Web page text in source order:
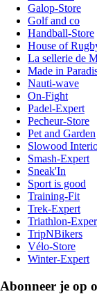
Galop-Store
Golf and co
Handball-Store
House of
La sellerie de
Made in
Nauti-wave
On-Fight
Padel-Expert
Pecheur-Store
Pet and Garden
Slowood
Smash-Expert
Sneak'In
Sport is good
Training-Fit
Trek-Expert
Triathlon-
TripNBikers
Vélo-Store
Winter-Expert
Abonneer je op